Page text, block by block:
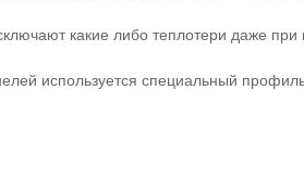
какие либо теплотери даже
используется специальный